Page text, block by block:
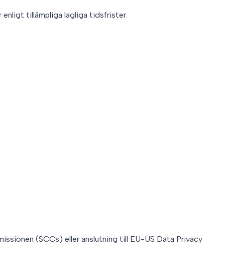
enligt tillämpliga lagliga tidsfrister.
(SCCs) eller anslutning till EU-US Data Privacy